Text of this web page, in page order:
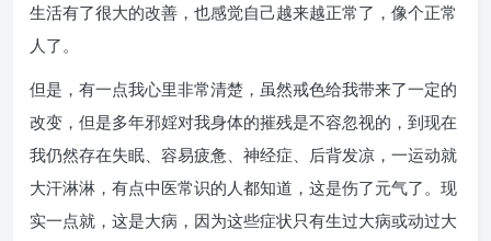
生活有了很大的改善，也感觉自己越来越正常了，像个正常
人了。
但是，有一点我心里非常清楚，虽然戒色给我带来了一定的
改变，但是多年邪婬对我身体的摧残是不容忽视的，到现在
我仍然存在失眠、容易疲惫、神经症、后背发凉，一运动就
大汗淋淋，有点中医常识的人都知道，这是伤了元气了。现
实一点就，这是大病，因为这些症状只有生过大病或动过大